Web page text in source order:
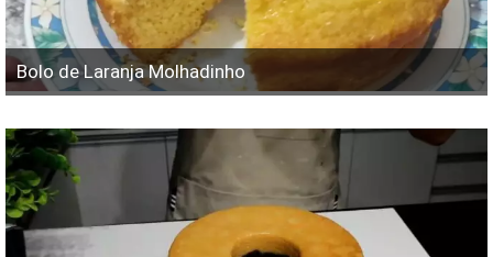
Bolo de Laranja Molhadinho